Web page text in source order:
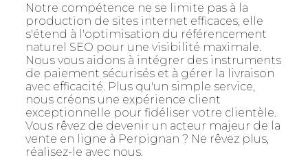
Notre compétence ne se limite pas à la
production de sites internet efficaces, elle
s'étend à l'optimisation du référencement
naturel SEO pour une visibilité maximale.
Nous vous aidons à intégrer des instruments
de paiement sécurisés et à gérer la livraison
avec efficacité. Plus qu'un simple service,
nous créons une expérience client
exceptionnelle pour fidéliser votre clientèle.
Vous rêvez de devenir un acteur majeur de la
vente en ligne à Perpignan ? Ne rêvez plus,
réalisez-le avec nous.